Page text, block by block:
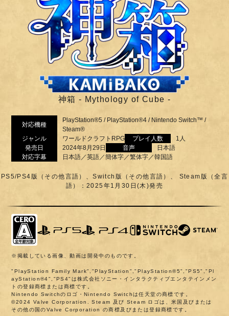
神箱 - Mythology of Cube -
対応機種
PlayStation®5 / PlayStation®4 / Nintendo Switch™ /
Steam®
ジャンル
ワールドクラフトRPG プレイ人数
1人
発売日
2024年8月29日 音声
日本語
対応字幕
日本語／英語／簡体字／繁体字／韓国語
PS5/PS4版（その他言語）、Switch版（その他言語）、 Steam版（全言
語）：2025年1月30日(木)発売
※掲載している画像、動画は開発中のものです。
"PlayStation Family Mark","PlayStation","PlayStation®5","PS5","Pl
ayStation®4","PS4"は株式会社ソニー・インタラクティブエンタテインメン
トの登録商標または商標です。
Nintendo Switchのロゴ・Nintendo Switchは任天堂の商標です。
©2024 Valve Corporation. Steam 及び Steam ロゴは、米国及びまたは
その他の国のValve Corporation の商標及びまたは登録商標です。